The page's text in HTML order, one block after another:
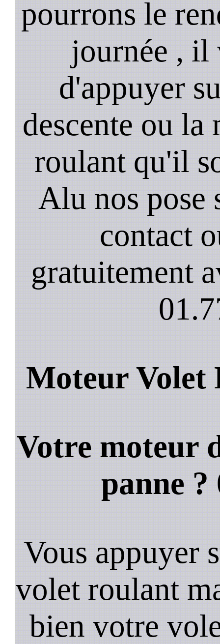
pourrons le
journée , il
d'appuyer
descente ou
roulant qu'il
Alu nos pose
contact
gratuitement
Moteur Volet
Votre moteur
panne ?
Vous appuyer
volet roulant
bien votre